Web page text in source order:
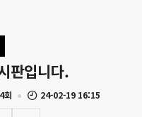
판입니다.
회 24-02-19 16:15